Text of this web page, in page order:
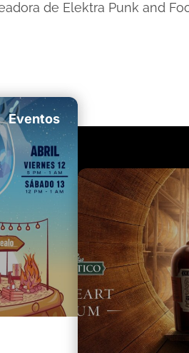
de Elektra Punk and
Eventos